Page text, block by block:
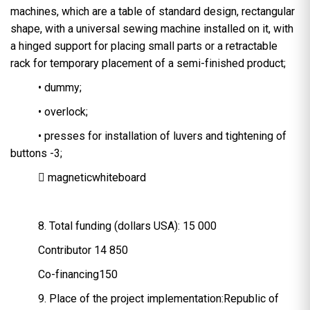
machines, which are a table of standard design, rectangular
shape, with a universal sewing machine installed on it, with
a hinged support for placing small parts or a retractable
rack for temporary placement of a semi-finished product;
• dummy;
• overlock;
• presses for installation of luvers and tightening of
buttons -3;
 magneticwhiteboard
8. Total funding (dollars USA): 15 000
Contributor 14 850
Co-financing150
9. Place of the project implementation:Republic of